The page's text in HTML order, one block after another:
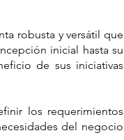
robusta y versátil que
inicial hasta su
de sus iniciativas
los requerimientos
del negocio